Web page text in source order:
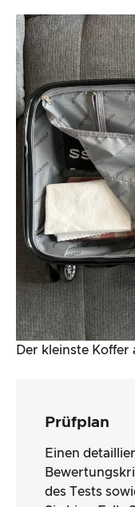
Der kleinste Koffer
Prüfplan
Einen
des Tests